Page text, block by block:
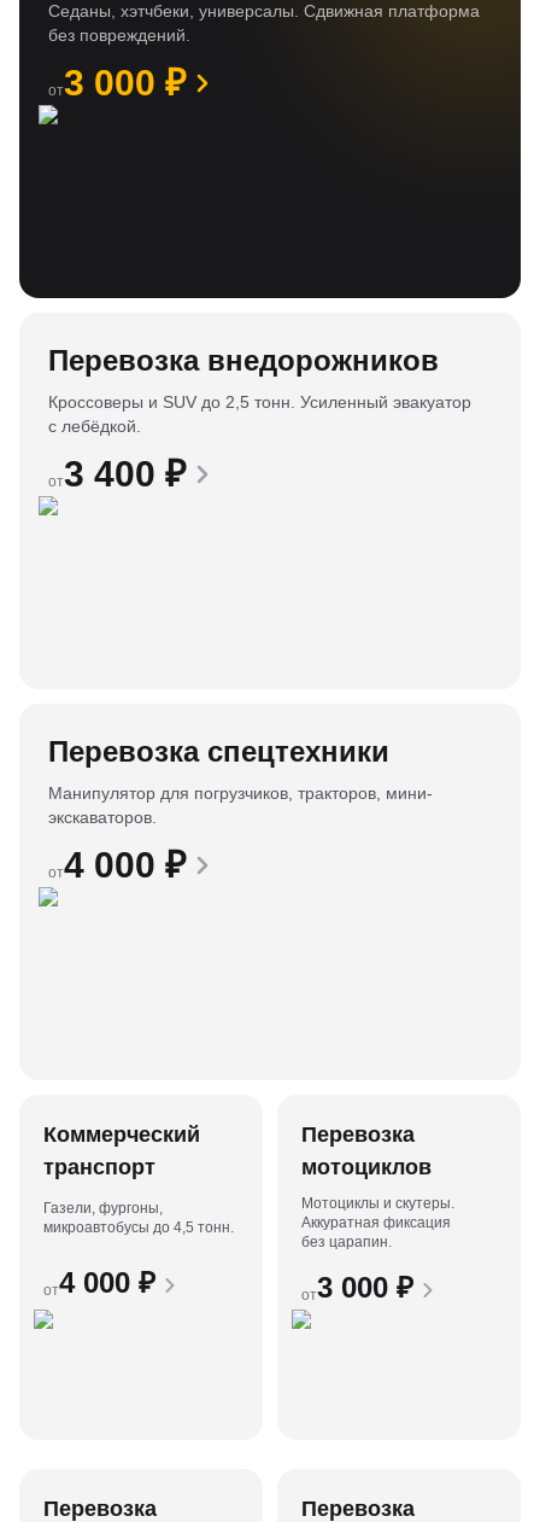
Седаны, хэтчбеки, универсалы. Сдвижная платформа
без повреждений.
от3 000 ₽
Перевозка внедорожников
Кроссоверы и SUV до 2,5 тонн. Усиленный эвакуатор
с лебёдкой.
от3 400 ₽
Перевозка спецтехники
Манипулятор для погрузчиков, тракторов, мини-
экскаваторов.
от4 000 ₽
Коммерческий
транспорт
Газели, фургоны,
микроавтобусы до 4,5 тонн.
от4 000 ₽
Перевозка
мотоциклов
Мотоциклы и скутеры.
Аккуратная фиксация
без царапин.
от3 000 ₽
Перевозка
Перевозка